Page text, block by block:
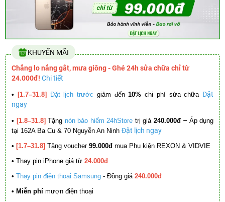
KHUYẾN MÃI
Chẳng lo nắng gắt, mưa giông - Ghé 24h sửa chữa chỉ từ
24.000đ! Chi tiết
• [1.7–31.8] Đặt lịch trước giảm đến10% chi phí sửa chữa Đặt
ngay
• [1.8–31.8] Tặng nón bảo hiểm 24hStore trị giá 240.000đ – Áp dụng
tại 162A Ba Cu & 70 Nguyễn An Ninh Đặt lịch ngay
• [1.7–31.8] Tặng voucher 99.000đ mua Phụ kiện REXON & VIDVIE
• Thay pin iPhone giá từ 24.000đ
• Thay pin điện thoại Samsung - Đồng giá 240.000đ
• Miễn phí mượn điện thoại